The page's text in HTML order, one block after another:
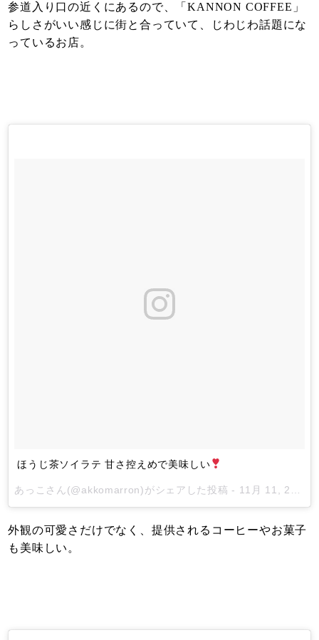
参道入り口の近くにあるので、「KANNON COFFEE」
らしさがいい感じに街と合っていて、じわじわ話題にな
っているお店。
ほうじ茶ソイラテ 甘さ控えめで美味しい
あっこ さん(@akkomarron)がシェアした投稿 - 11月 11, 2017 at 10:55午後 PST
外観の可愛さだけでなく、提供されるコーヒーやお菓子
も美味しい。